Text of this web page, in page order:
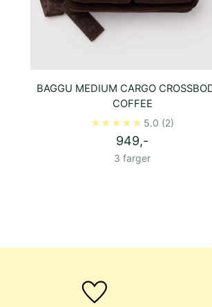
BAGGU MEDIUM CARGO
COFFEE
5.0 (2)
949,-
3 farger